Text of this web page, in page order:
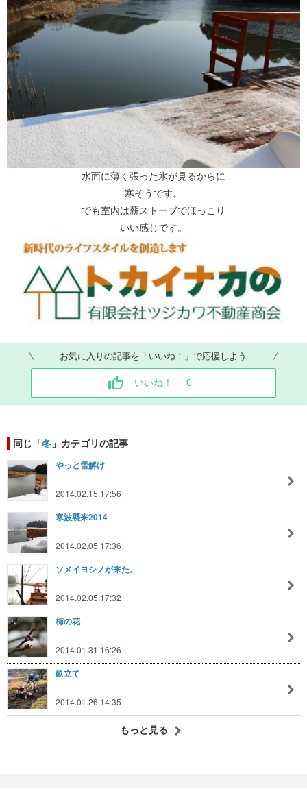
水面に薄く張った氷が見るからに
寒そうです。
でも室内は薪ストーブでほっこり
いい感じです。
お気に入りの記事を「いいね！」で応援しよう
いいね！ 0
同じ「冬 」カテゴリの記事
やっと雪解け
2014.02.15 17:56
寒波襲来2014
2014.02.05 17:36
ソメイヨシノが来た。
2014.02.05 17:32
梅の花
2014.01.31 16:26
畝立て
2014.01.26 14:35
もっと見る